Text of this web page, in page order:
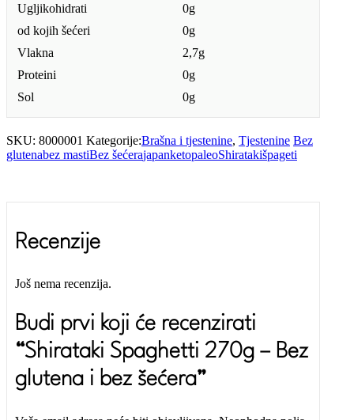
Ugljikohidrati
0g
od kojih šećeri
0g
Vlakna
2,7g
Proteini
0g
Sol
0g
SKU: 8000001 Kategorije:Brašna i tjestenine, Tjestenine Bez
glutenabez mastiBez šećerajapanketopaleoShiratakišpageti
Recenzije
Još nema recenzija.
Budi prvi koji će recenzirati
“Shirataki Spaghetti 270g – Bez
glutena i bez šećera”